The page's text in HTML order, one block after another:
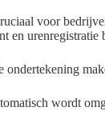
voor
en
wordt